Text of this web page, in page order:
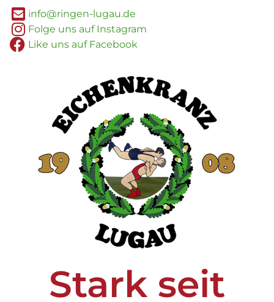
info@ringen-lugau.de
Folge uns auf Instagram
Like uns auf Facebook
Stark seit